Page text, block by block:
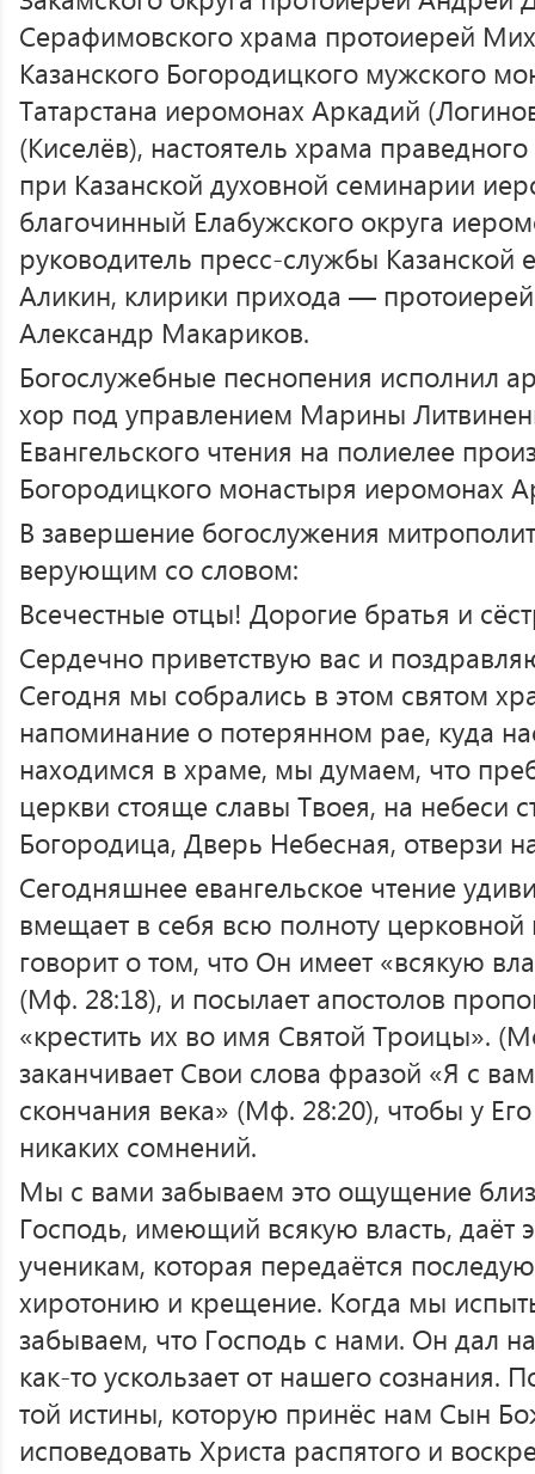
Серафимовского храма протоиерей
Казанского Богородицкого мужского
Татарстана иеромонах Аркадий
(Киселёв), настоятель храма
при Казанской духовной семинарии
благочинный Елабужского округа
руководитель пресс-службы
Аликин, клирики прихода —
Александр Макариков.
Богослужебные песнопения исполнил
хор под управлением Марины
Евангельского чтения на полиелее
Богородицкого монастыря иеромонах
В завершение богослужения
верующим со словом:
Всечестные отцы! Дорогие братья и
Сердечно приветствую вас и
Сегодня мы собрались в этом святом
напоминание о потерянном рае, куда
находимся в храме, мы думаем, что
церкви стояще славы Твоея, на небеси
Богородица, Дверь Небесная, отверзи
Сегодняшнее евангельское чтение
вмещает в себя всю полноту церковной
говорит о том, что Он имеет «всякую
(Мф. 28:18), и посылает апостолов
«крестить их во имя Святой Троицы».
заканчивает Свои слова фразой «Я с
скончания века» (Мф. 28:20), чтобы у
никаких сомнений.
Мы с вами забываем это ощущение
Господь, имеющий всякую власть, даёт
ученикам, которая передаётся
хиротонию и крещение. Когда мы
забываем, что Господь с нами. Он дал
как-то ускользает от нашего сознания.
той истины, которую принёс нам Сын
исповедовать Христа распятого и